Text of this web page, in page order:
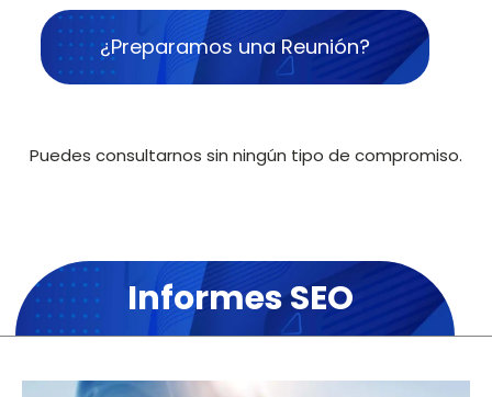
¿Preparamos una Reunión?
Puedes consultarnos sin ningún tipo de compromiso.
Informes SEO